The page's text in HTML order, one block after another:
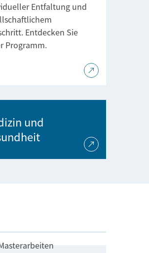
Entfaltung und
Entdecken Sie
Programm.
und